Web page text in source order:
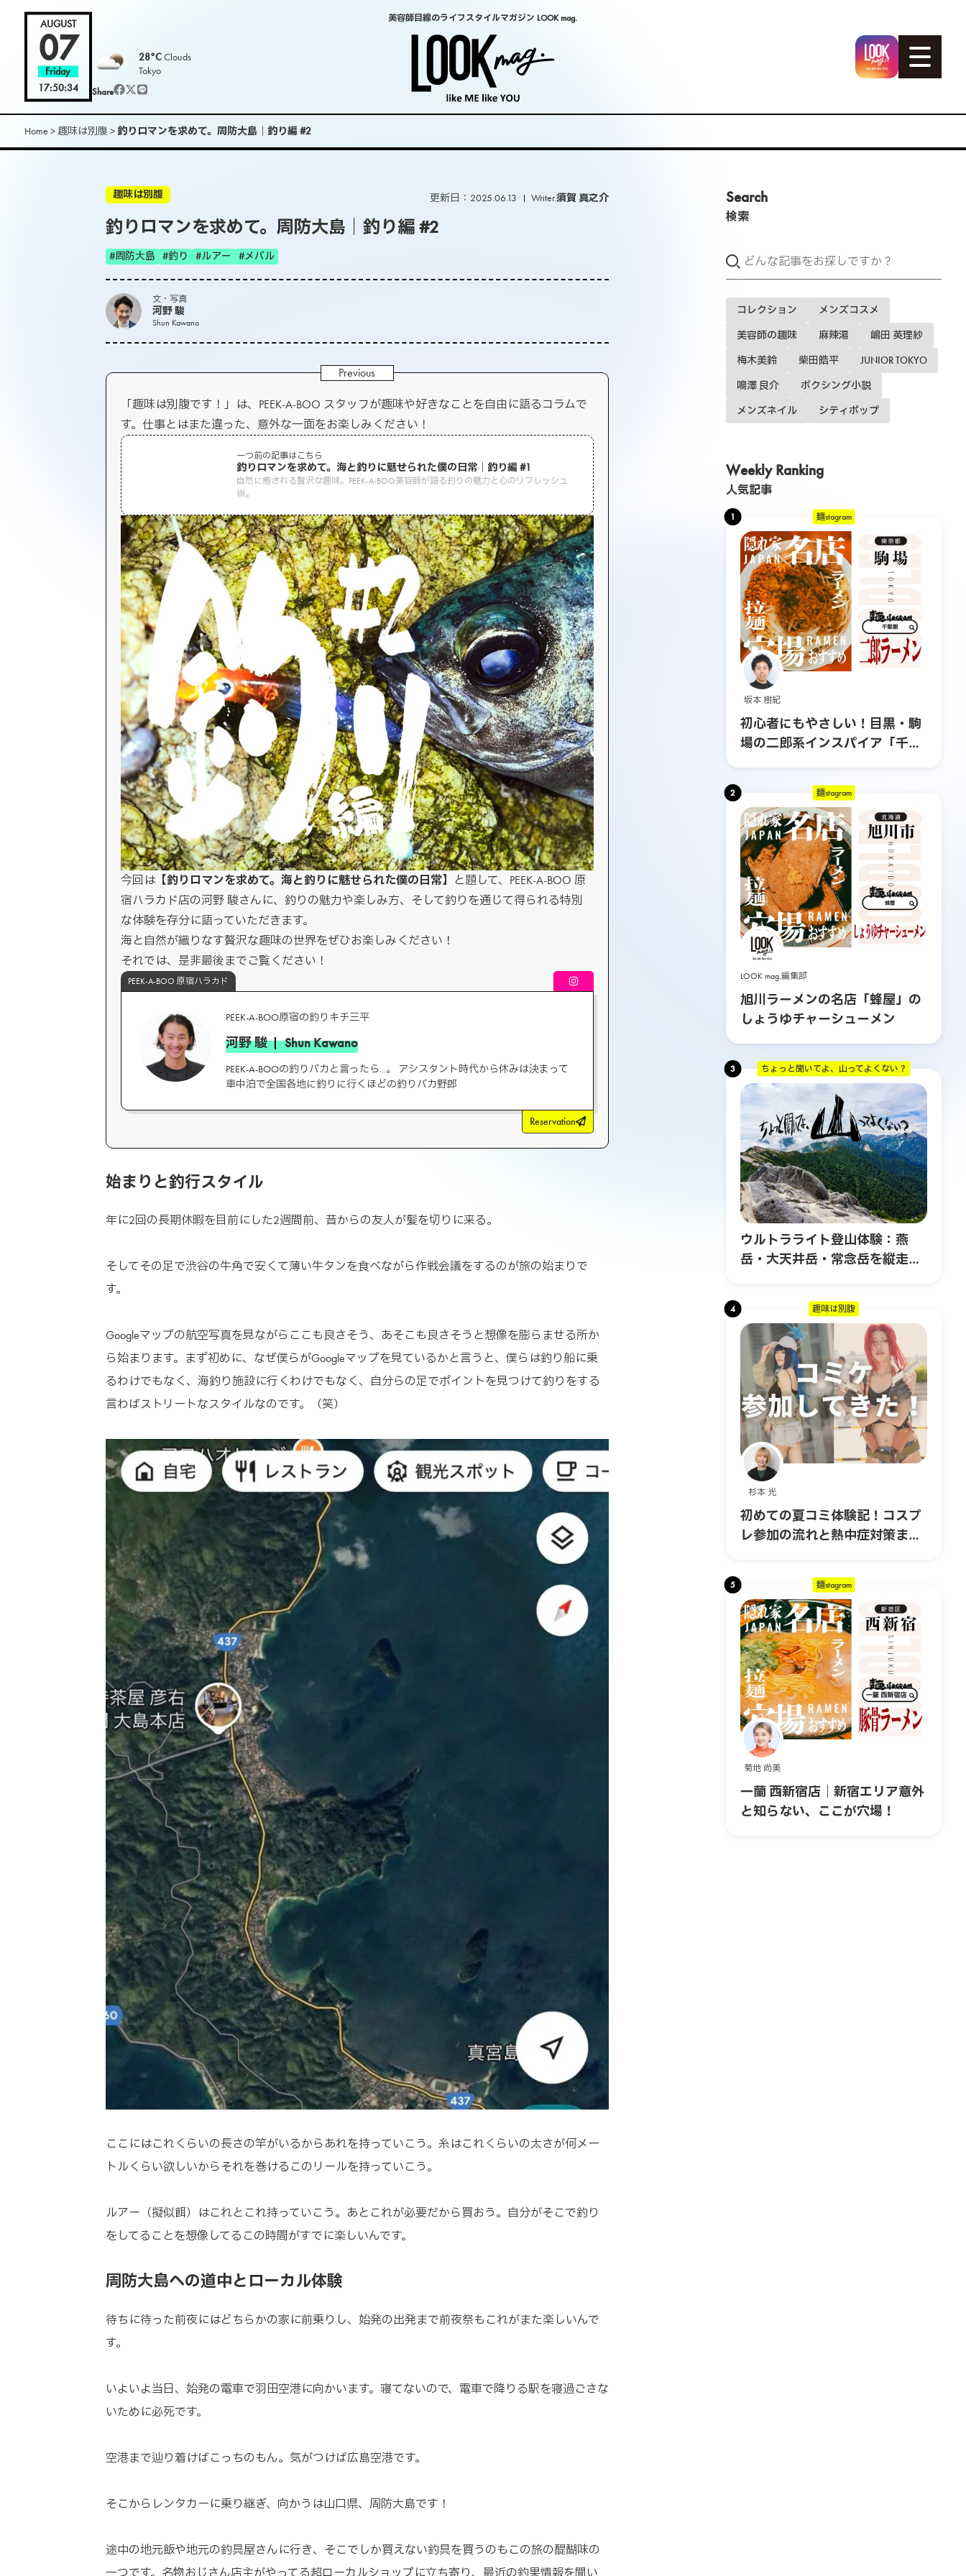
AUGUST
07
Friday
17:50:36
28°CClouds
Tokyo
Share
美容師目線のライフスタイルマガジン LOOK mag.
Home > 趣味は別腹 >釣りロマンを求めて。周防大島｜釣り編 #2
趣味は別腹
釣りロマンを求めて。周防大島｜釣り編 #2
#周防大島 #釣り #ルアー #メバル
更新日：2025.06.13 Writer.須賀 真之介
文・写真
河野 駿
Shun Kawano
「趣味は別腹です！」は、PEEK-A-BOO スタッフが趣味や好きなことを自由に語るコラムで
す。仕事とはまた違った、意外な一面をお楽しみください！
一つ前の記事はこちら
釣りロマンを求めて。海と釣りに魅せられた僕の日常｜釣り編 #1
自然に癒される贅沢な趣味。PEEK-A-BOO美容師が語る釣りの魅力と心のリフレッシュ
術。
今回は【釣りロマンを求めて。海と釣りに魅せられた僕の日常】と題して、PEEK-A-BOO 原
宿ハラカド店の河野 駿さんに、釣りの魅力や楽しみ方、そして釣りを通じて得られる特別
な体験を存分に語っていただきます。
海と自然が織りなす贅沢な趣味の世界をぜひお楽しみください！
それでは、是非最後までご覧ください！
PEEK-A-BOO 原宿ハラカド
PEEK-A-BOO原宿の釣りキチ三平
河野 駿 Shun Kawano
PEEK-A-BOOの釣りバカと言ったら...。 アシスタント時代から休みは決まって
車中泊で全国各地に釣りに行くほどの釣りバカ野郎
Reservation
始まりと釣行スタイル
年に2回の長期休暇を目前にした2週間前、昔からの友人が髪を切りに来る。
そしてその足で渋谷の牛角で安くて薄い牛タンを食べながら作戦会議をするのが旅の始まりで
す。
Googleマップの航空写真を見ながらここも良さそう、あそこも良さそうと想像を膨らませる所か
ら始まります。まず初めに、なぜ僕らがGoogleマップを見ているかと言うと、僕らは釣り船に乗
るわけでもなく、海釣り施設に行くわけでもなく、自分らの足でポイントを見つけて釣りをする
言わばストリートなスタイルなのです。（笑）
ここにはこれくらいの長さの竿がいるからあれを持っていこう。糸はこれくらいの太さが何メー
トルくらい欲しいからそれを巻けるこのリールを持っていこう。
ルアー（擬似餌）はこれとこれ持っていこう。あとこれが必要だから買おう。自分がそこで釣り
をしてることを想像してるこの時間がすでに楽しいんです。
周防大島への道中とローカル体験
待ちに待った前夜にはどちらかの家に前乗りし、始発の出発まで前夜祭もこれがまた楽しいんで
す。
いよいよ当日、始発の電車で羽田空港に向かいます。寝てないので、電車で降りる駅を寝過ごさな
いために必死です。
空港まで辿り着けばこっちのもん。気がつけば広島空港です。
そこからレンタカーに乗り継ぎ、向かうは山口県、周防大島です！
途中の地元飯や地元の釣具屋さんに行き、そこでしか買えない釣具を買うのもこの旅の醍醐味の
一つです。名物おじさん店主がやってる超ローカルショップに立ち寄り、最近の釣果情報を聞い
Search
検索
コレクション メンズコスメ
美容師の趣味 麻辣湯 嶋田 英理紗
梅木美鈴 柴田皓平 JUNIOR TOKYO
鳴澤 良介 ボクシング小説
メンズネイル シティポップ
Weekly Ranking
人気記事
1
坂本 樹紀
麺stagram
初心者にもやさしい！目黒・駒
場の二郎系インスパイア「千里
2
LOOK mag.編集部
麺stagram
旭川ラーメンの名店「蜂屋」の
しょうゆチャーシューメン
3 ちょっと聞いてよ、山ってよくない？
ウルトラライト登山体験：燕
岳・大天井岳・常念岳を縦走す
4
杉本 光
趣味は別腹
初めての夏コミ体験記！コスプ
レ参加の流れと熱中症対策まと
5
菊地 尚美
麺stagram
一蘭 西新宿店｜新宿エリア意外
と知らない、ここが穴場！